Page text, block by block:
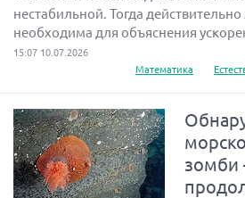
нестабильной. Тогда
необходима для объяснения
15:07 10.07.2026
Математика